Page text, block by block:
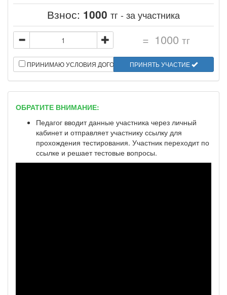
Взнос: 1000 тг - за участника
= 1000 тг
ПРИНИМАЮ УСЛОВИЯ ДОГОВОРА ПРИНЯТЬ УЧАСТИЕ
ОБРАТИТЕ ВНИМАНИЕ:
Педагог вводит данные участника через личный
кабинет и отправляет участнику ссылку для
прохождения тестирования. Участник переходит по
ссылке и решает тестовые вопросы.